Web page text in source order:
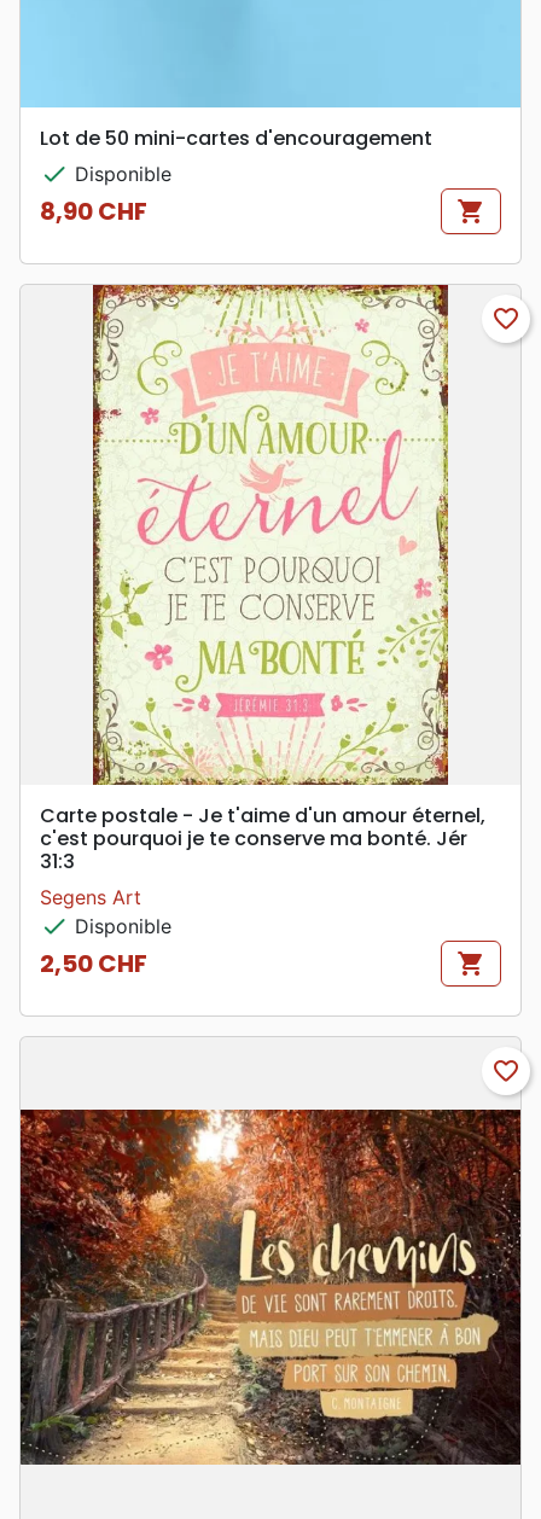
Lot de 50 mini-cartes d'encouragement
check Disponible
Prix
8,90 CHF shopping_cart
favorite_border
Carte postale - Je t'aime d'un amour éternel,
c'est pourquoi je te conserve ma bonté. Jér
31:3
Segens Art
check Disponible
Prix
2,50 CHF shopping_cart
favorite_border